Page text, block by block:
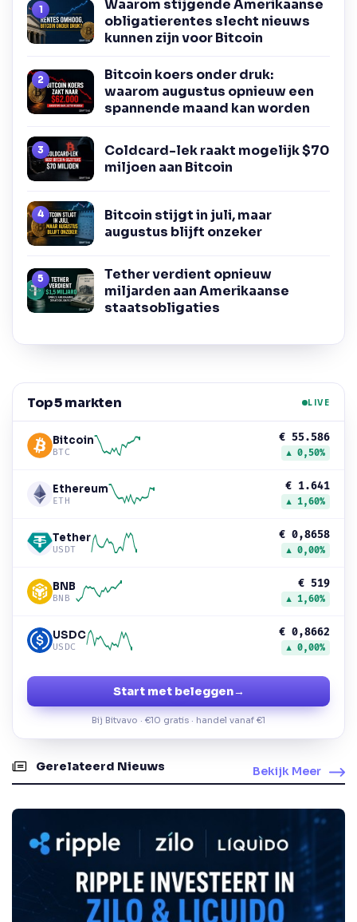
Waarom stijgende Amerikaanse
obligatierentes slecht nieuws
kunnen zijn voor Bitcoin
Bitcoin koers onder druk:
waarom augustus opnieuw een
spannende maand kan worden
Coldcard-lek raakt mogelijk $70
miljoen aan Bitcoin
Bitcoin stijgt in juli, maar
augustus blijft onzeker
Tether verdient opnieuw
miljarden aan Amerikaanse
staatsobligaties
Top 5 markten LIVE
Bitcoin
BTC
€ 55.586
▲ 0,50%
Ethereum
ETH
€ 1.641
▲ 1,60%
Tether
USDT
€ 0,8658
▲ 0,00%
BNB
BNB
€ 519
▲ 1,60%
USDC
USDC
€ 0,8662
▲ 0,00%
Start met beleggen→
Bij Bitvavo · €10 gratis · handel vanaf €1
Gerelateerd Nieuws Bekijk Meer